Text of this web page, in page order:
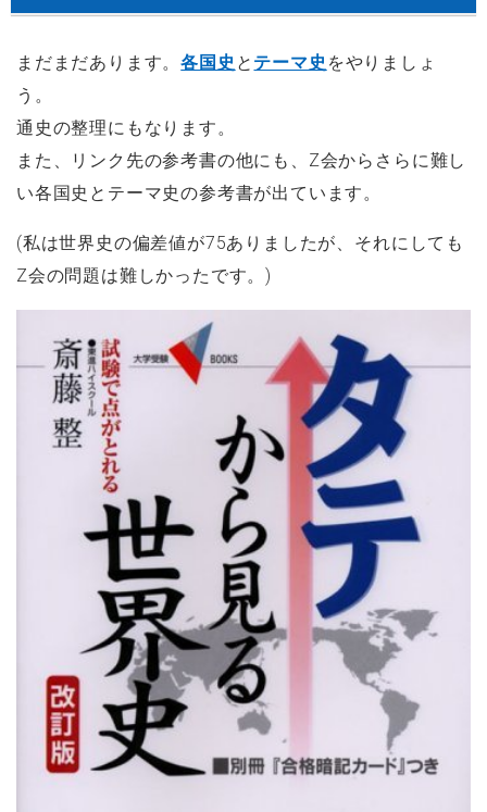
まだまだあります。各国史 と テーマ史 をやりましょ
う。
通史の整理にもなります。
また、リンク先の参考書の他にも、Z会からさらに難し
い各国史とテーマ史の参考書が出ています。
(私は世界史の偏差値が75ありましたが、それにしても
Z会の問題は難しかったです。)